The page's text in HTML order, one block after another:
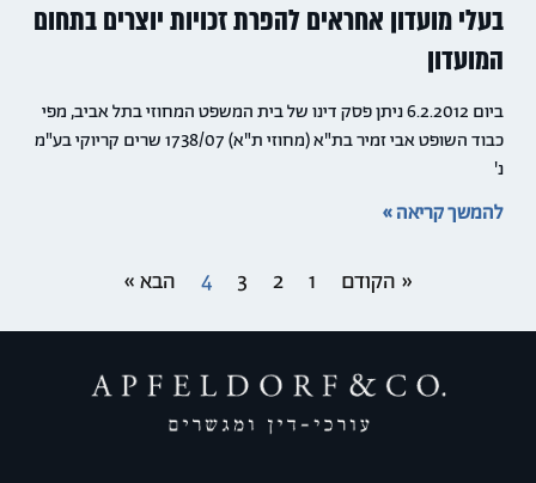
בעלי מועדון אחראים להפרת זכויות יוצרים בתחום
המועדון
ביום 6.2.2012 ניתן פסק דינו של בית המשפט המחוזי בתל אביב, מפי
כבוד השופט אבי זמיר בת"א (מחוזי ת"א) 1738/07 שרים קריוקי בע"מ
נ'
להמשך קריאה »
« הקודם 1
2
3
4 הבא »